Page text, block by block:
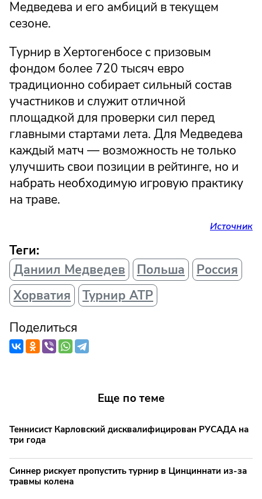
Медведева и его амбиций в текущем
сезоне.
Турнир в Хертогенбосе с призовым
фондом более 720 тысяч евро
традиционно собирает сильный состав
участников и служит отличной
площадкой для проверки сил перед
главными стартами лета. Для Медведева
каждый матч — возможность не только
улучшить свои позиции в рейтинге, но и
набрать необходимую игровую практику
на траве.
Источник
Теги:
Даниил Медведев
Польша
Россия
Хорватия
Турнир АТР
Поделиться
Еще по теме
Теннисист Карловский дисквалифицирован РУСАДА на
три года
Синнер рискует пропустить турнир в Цинциннати из-за
травмы колена